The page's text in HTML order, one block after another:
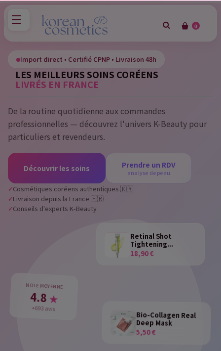
0
Import direct • Certifié CPNP • Livraison 48h
LES MEILLEURS SOINS CORÉENS
LIVRÉS EN FRANCE
De la routine quotidienne aux commandes
professionnelles — découvrez l'univers K-Beauty pour
particuliers et revendeurs.
Découvrir les soins Prendre un RDV
analyse de peau
Cosmétiques coréens authentiques 🇰🇷
Livraison depuis la France 🇫🇷
Conseils d'experts K-Beauty
Retinal Shot
Tightening...
18,90 €
Bio-Collagen Real
Deep Mask
5,50 €
NOTE MOYENNE
4.8 ★
+693 avis
Sign in
You need to be logged in to save products in your wish
list.
Cancel